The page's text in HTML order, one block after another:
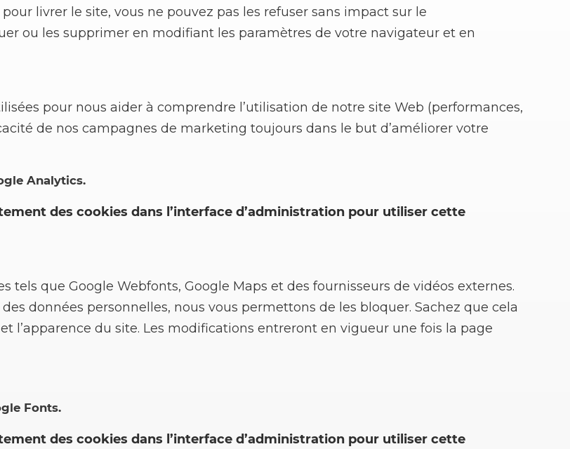
livrer le site, vous ne pouvez pas les refuser sans impact sur le
ou les supprimer en modifiant les paramètres de votre navigateur et en
pour nous aider à comprendre l’utilisation de notre site Web (performances,
de nos campagnes de marketing toujours dans le but d’améliorer votre
Analytics.
des cookies dans l’interface d’administration pour utiliser cette
tels que Google Webfonts, Google Maps et des fournisseurs de vidéos externes.
données personnelles, nous vous permettons de les bloquer. Sachez que cela
l’apparence du site. Les modifications entreront en vigueur une fois la page
Fonts.
des cookies dans l’interface d’administration pour utiliser cette